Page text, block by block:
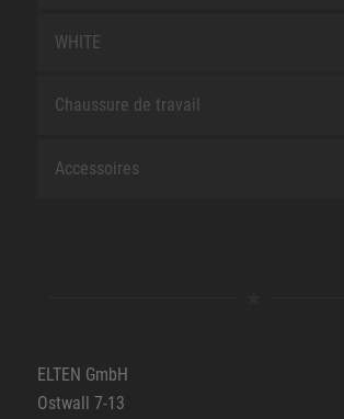
WHITE
Chaussure de travail
Accessoires
ELTEN GmbH
Ostwall 7-13